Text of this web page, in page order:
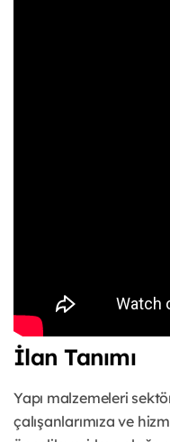
İlan Tanımı
Yapı malzemeleri
çalışanlarımıza ve